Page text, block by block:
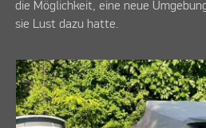
die Möglichkeit, eine neue
sie Lust dazu hatte.